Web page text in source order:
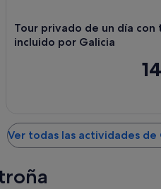
Tour privado de un día con
incluido por Galicia
Ver todas las actividades de